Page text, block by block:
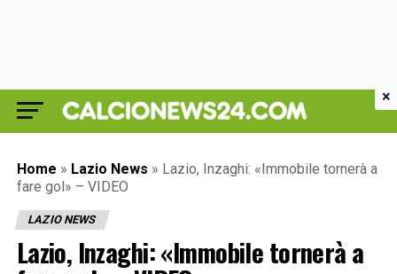
Home » Lazio News » Lazio, Inzaghi: «Immobile tornerà a
fare gol» – VIDEO
LAZIO NEWS
Lazio, Inzaghi: «Immobile tornerà a
×